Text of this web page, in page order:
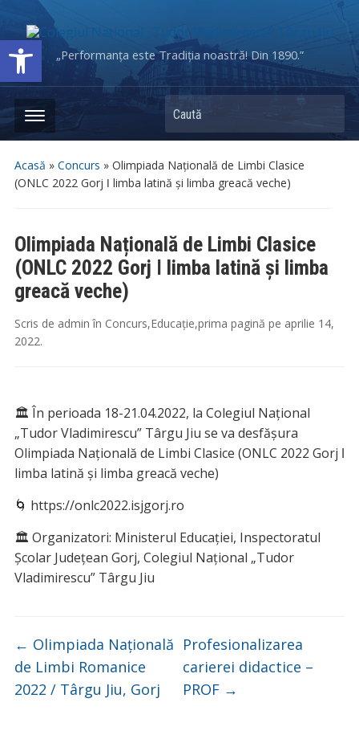
Deschide bara de unelte„Performanța este Tradiția noastră! Din 1890.”
Caută
Acasă » Concurs » Olimpiada Națională de Limbi Clasice
(ONLC 2022 Gorj ǀ limba latină și limba greacă veche)
Olimpiada Națională de Limbi Clasice
(ONLC 2022 Gorj ǀ limba latină și limba
greacă veche)
Scris de admin în Concurs,Educație,prima pagină pe aprilie 14,
2022.
🏛 În perioada 18-21.04.2022, la Colegiul Național
„Tudor Vladimirescu” Târgu Jiu se va desfășura
Olimpiada Națională de Limbi Clasice (ONLC 2022 Gorj ǀ
limba latină și limba greacă veche)
🌀 https://onlc2022.isjgorj.ro
🏛 Organizatori: Ministerul Educației, Inspectoratul
Școlar Județean Gorj, Colegiul Național „Tudor
Vladimirescu” Târgu Jiu
← Olimpiada Națională
de Limbi Romanice
2022 / Târgu Jiu, Gorj
Profesionalizarea
carierei didactice –
PROF →